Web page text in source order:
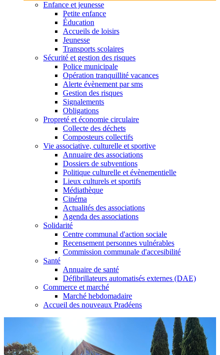
Enfance et jeunesse
Petite enfance
Éducation
Accueils de loisirs
Jeunesse
Transports scolaires
Sécurité et gestion des risques
Police municipale
Opération tranquillité vacances
Alerte évènement par sms
Gestion des risques
Signalements
Obligations
Propreté et économie circulaire
Collecte des déchets
Composteurs collectifs
Vie associative, culturelle et sportive
Annuaire des associations
Dossiers de subventions
Politique culturelle et évènementielle
Lieux culturels et sportifs
Médiathèque
Cinéma
Actualités des associations
Agenda des associations
Solidarité
Centre communal d'action sociale
Recensement personnes vulnérables
Commission communale d'accesibilité
Santé
Annuaire de santé
Défibrillateurs automatisés externes (DAE)
Commerce et marché
Marché hebdomadaire
Accueil des nouveaux Pradéens